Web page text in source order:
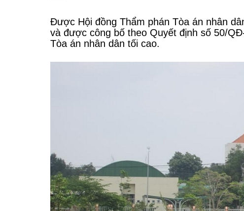
Được Hội đồng Thẩm phán Tòa án nhân
và được công bố theo Quyết định số 50/
Tòa án nhân dân tối cao.